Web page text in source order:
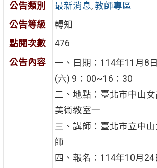
公告類別
最新消息, 教師專區
公告等級
轉知
點閱次數
476
公告內容
一、日期：114年11月8
(六) 9：00~16：30
二、地點：臺北市中山
美術教室一
三、講師：臺北市立中
師
四、報名：114年10月